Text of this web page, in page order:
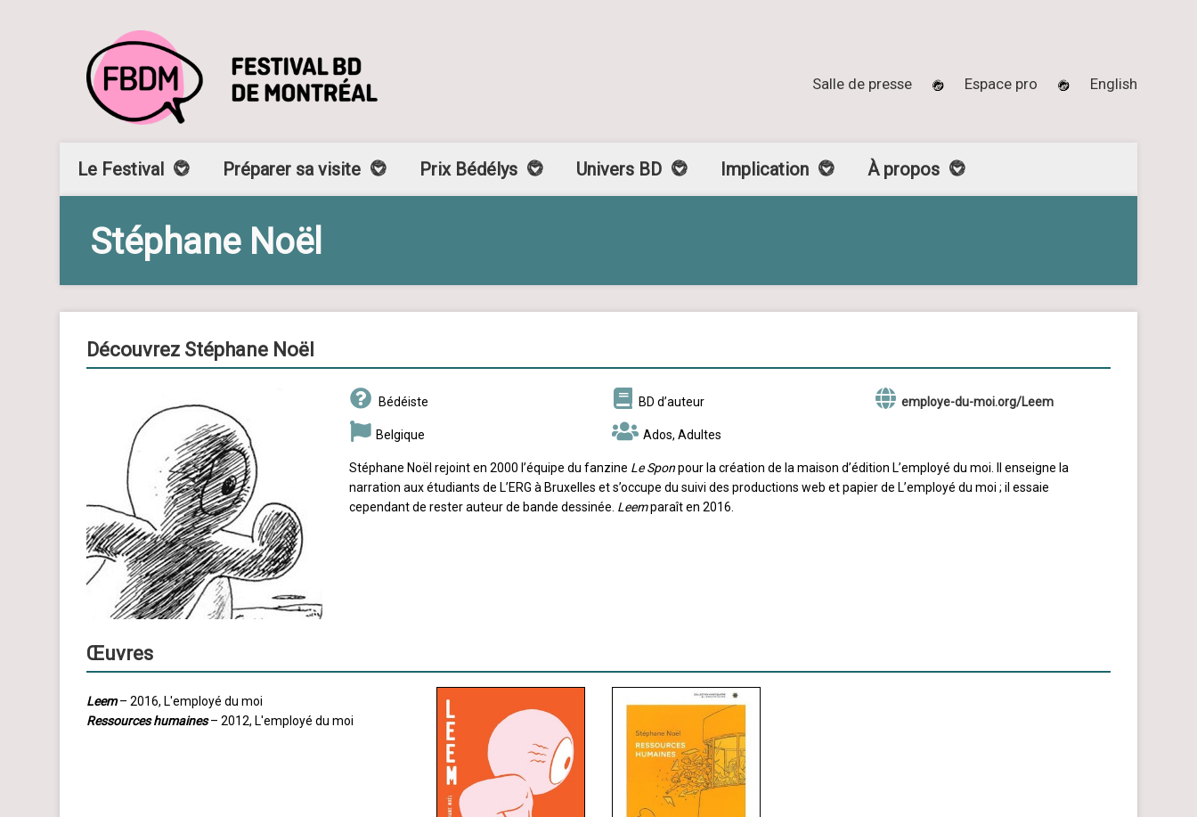
Salle de presse Espace pro English
Le Festival Préparer sa visite Prix Bédélys Univers BD Implication À propos
Stéphane Noël
Découvrez Stéphane Noël
Bédéiste
Belgique
BD d’auteur
Ados, Adultes
employe-du-moi.org/Leem
Stéphane Noël rejoint en 2000 l’équipe du fanzine Le Sponpour la création de la maison d’édition L’employé du moi. Il enseigne la
narration aux étudiants de L’ERG à Bruxelles et s’occupe du suivi des productions web et papier de L’employé du moi ; il essaie
cependant de rester auteur de bande dessinée. Leemparaît en 2016.
Œuvres
Leem– 2016, L'employé du moi
Ressources humaines– 2012, L'employé du moi